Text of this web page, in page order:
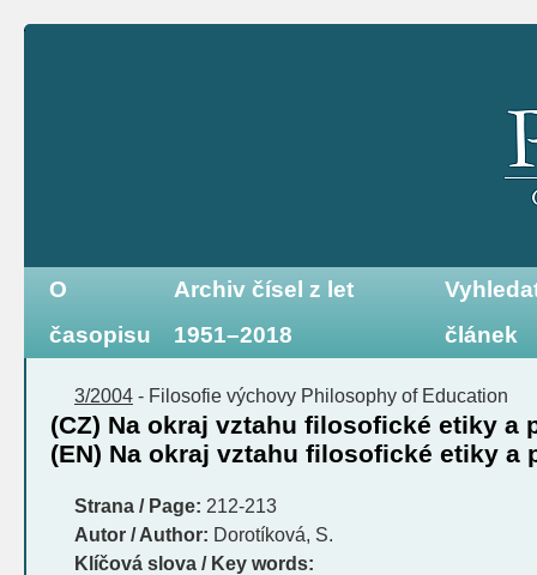
O
časopisu
Archiv čísel z let
1951–2018
článek
3/2004 - Filosofie výchovy Philosophy of Education
(CZ) Na okraj vztahu filosofické etiky
(EN) Na okraj vztahu filosofické etiky
Strana / Page: 212-213
Autor / Author: Dorotíková, S.
Klíčová slova / Key words: